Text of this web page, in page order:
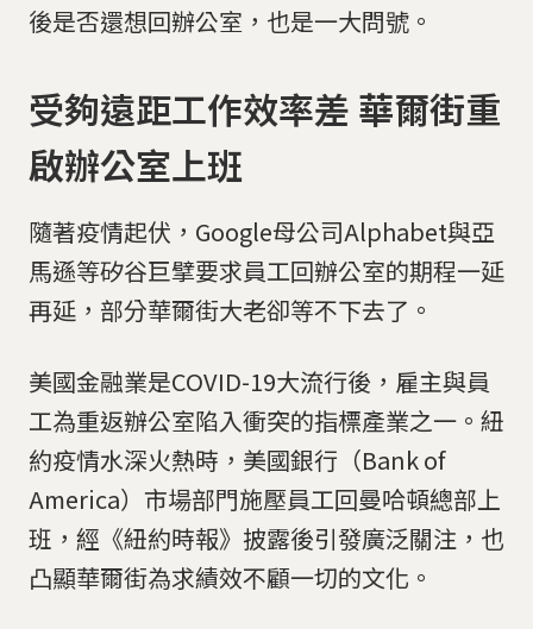
後是否還想回辦公室，也是一大問號。
受夠遠距工作效率差 華爾街重
啟辦公室上班
隨著疫情起伏，Google母公司Alphabet與亞
馬遜等矽谷巨擘要求員工回辦公室的期程一延
再延，部分華爾街大老卻等不下去了。
美國金融業是COVID-19大流行後，雇主與員
工為重返辦公室陷入衝突的指標產業之一。紐
約疫情水深火熱時，美國銀行（Bank of
America）市場部門施壓員工回曼哈頓總部上
班，經《紐約時報》披露後引發廣泛關注，也
凸顯華爾街為求績效不顧一切的文化。